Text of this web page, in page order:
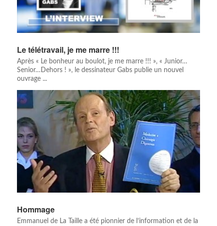
Le télétravail, je me marre !!!
Après « Le bonheur au boulot, je me marre !!! », « Junior…
Senior…Dehors ! », le dessinateur Gabs publie un nouvel
ouvrage ...
Hommage
Emmanuel de La Taille a été pionnier de l’information et de la